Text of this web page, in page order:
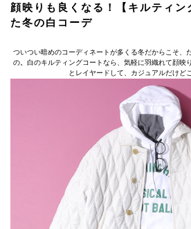
顔映りも良くなる！【キルティン
た冬の白コーデ
ついつい暗めのコーディネートが多くる冬だからこそ、
の。白のキルティングコートなら、気軽に羽織れて顔映
とレイヤードして、カジュアルだけど